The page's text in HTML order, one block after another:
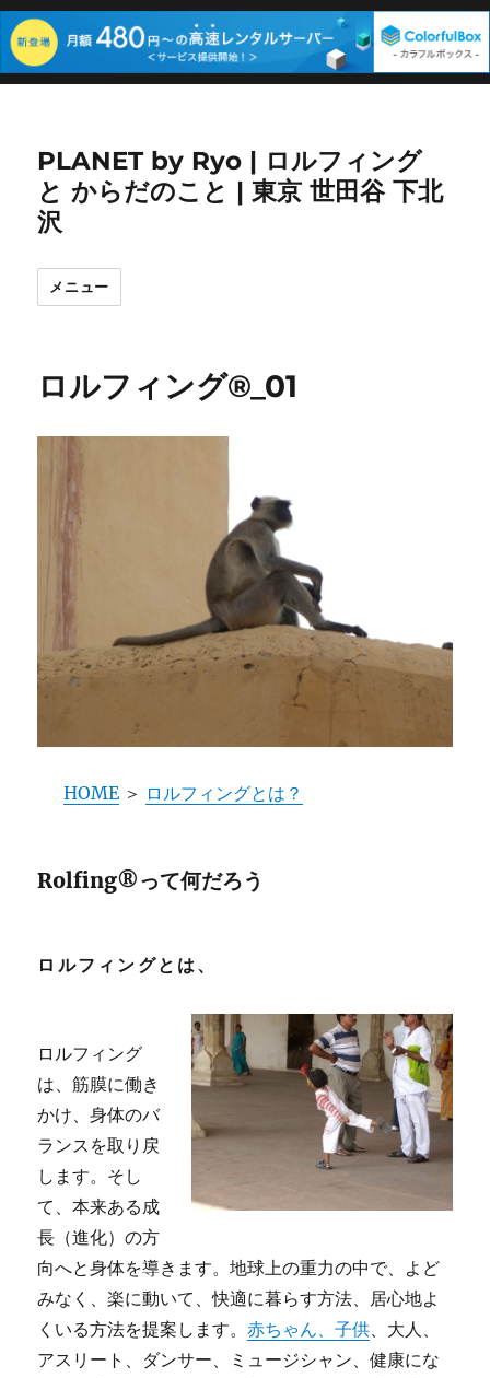
PLANET by Ryo | ロルフィング
と からだのこと | 東京 世田谷 下北
沢
メニュー
ロルフィング®_01
HOME ＞ ロルフィングとは？
Rolfing®って何だろう
ロルフィングとは、
ロルフィング
は、筋膜に働き
かけ、身体のバ
ランスを取り戻
します。そし
て、本来ある成
長（進化）の方
向へと身体を導きます。地球上の重力の中で、よど
みなく、楽に動いて、快適に暮らす方法、居心地よ
くいる方法を提案します。赤ちゃん、子供、大人、
アスリート、ダンサー、ミュージシャン、健康にな